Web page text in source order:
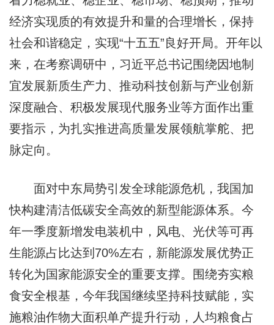
经济实现质的有效提升和量的合理增长，保持
社会和谐稳定，实现“十五五”良好开局。开年以
来，在考察调研中，习近平总书记围绕因地制
宜发展新质生产力、推动科技创新与产业创新
深度融合、积极发展现代服务业等方面作出重
要指示，为扎实推进高质量发展领航掌舵、把
脉定向。
面对中东局势引发全球能源危机，我国加
快构建清洁低碳安全高效的新型能源体系。今
年一季度新增发电装机中，风电、光伏等可再
生能源占比达到70%左右，新能源发展优势正
转化为国家能源安全的重要支撑。围绕夯实粮
食安全根基，今年我国继续坚持科技赋能，实
施粮油作物大面积单产提升行动，人均粮食占